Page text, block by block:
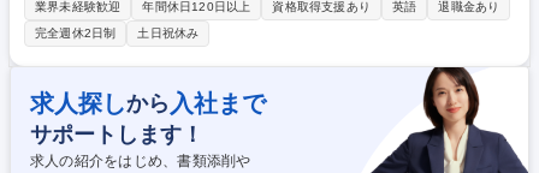
全般を担当いただきます。US本社や国内各部門と連携しながら、財務戦
略の推進や組織マネジメントを担うポジションです。 ■月次・年次決算お
よびUS GAAPに基づく財務報告 ■税務・監査・内部統制（SOX）対応 ■キ
ャッシュフロー管理・資金計画 ■財務チームのマネジメント・育成 ■US本
社・税理士・監査法人との連携 ■財務業務の改善・効率化・標準化 募集職
種 【東京/Finance Manager】US本社連携・経理財務責任者候補/グロー
バルメーカー
業界未経験歓迎 年間休日120日以上 資格取得支援あり 英語
退職金あり
完全週休2日制
土日祝休み
求人探しから 入社まで
サポートします！
求人の紹介をはじめ、書類添削や